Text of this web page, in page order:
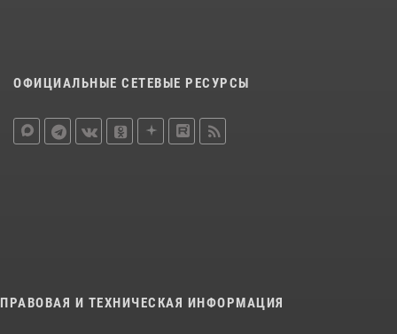
ОФИЦИАЛЬНЫЕ СЕТЕВЫЕ РЕСУРСЫ
ПРАВОВАЯ И ТЕХНИЧЕСКАЯ ИНФОРМАЦИЯ